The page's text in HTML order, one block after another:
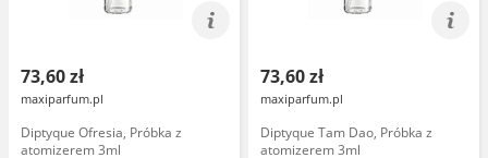
73,60 zł
maxiparfum.pl
Diptyque Ofresia, Próbka z
atomizerem 3ml
73,60 zł
maxiparfum.pl
Diptyque Tam Dao, Próbka z
atomizerem 3ml